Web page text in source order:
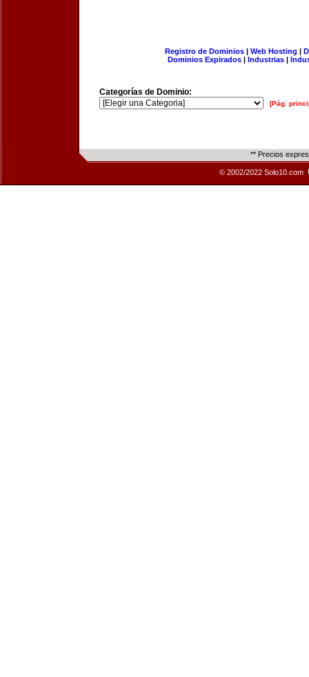
Registro de Dominios| Web Hosting |
Dominios Expirados | Industrias |
Categorías de Dominio:
[Pág.
** Precios
© 2002/2022 Solo10.com